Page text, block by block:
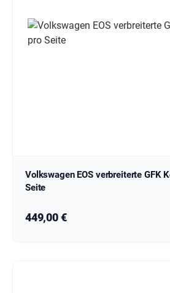
Volkswagen EOS verbreiterte GFK
Seite
Regulärer Preis:
449,00 €